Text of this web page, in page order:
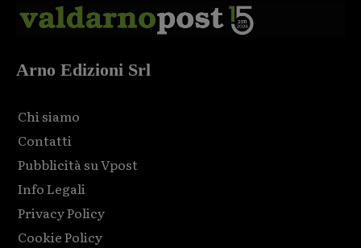
Arno Edizioni Srl
Chi siamo
Contatti
Pubblicità su Vpost
Info Legali
Privacy Policy
Cookie Policy